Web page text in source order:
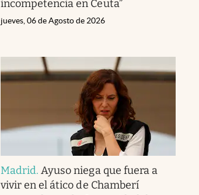
incompetencia en Ceuta”
jueves, 06 de Agosto de 2026
Madrid.Ayuso niega que fuera a
vivir en el ático de Chamberí